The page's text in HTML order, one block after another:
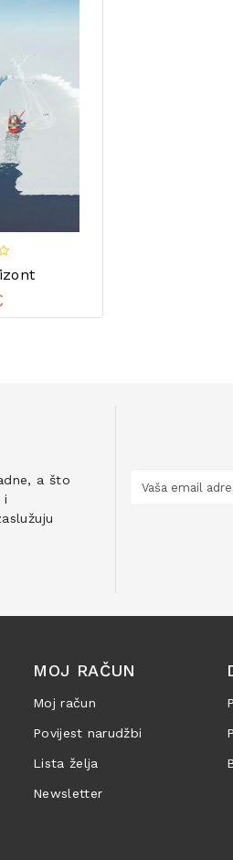
a što
i
MOJ RAČUN
Moj račun
Povijest narudžbi
Lista želja
Newsletter